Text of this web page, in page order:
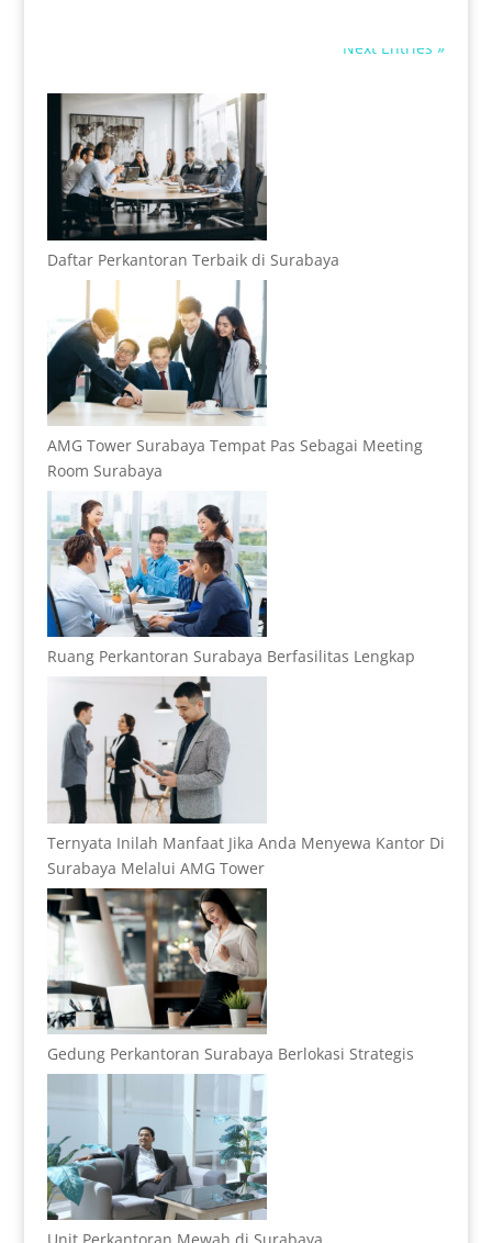
Next Entries »
Daftar Perkantoran Terbaik di Surabaya
AMG Tower Surabaya Tempat Pas Sebagai Meeting
Room Surabaya
Ruang Perkantoran Surabaya Berfasilitas Lengkap
Ternyata Inilah Manfaat Jika Anda Menyewa Kantor Di
Surabaya Melalui AMG Tower
Gedung Perkantoran Surabaya Berlokasi Strategis